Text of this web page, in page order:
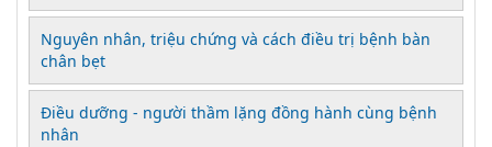
Nguyên nhân, triệu chứng và cách điều trị bệnh bàn
chân bẹt
Điều dưỡng - người thầm lặng đồng hành cùng bệnh
nhân